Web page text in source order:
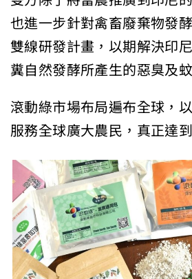
也進一步針對禽畜廢棄物發
雙線研發計畫，以期解決印
糞自然發酵所產生的惡臭及
滾動綠市場布局遍布全球，
服務全球廣大農民，真正達